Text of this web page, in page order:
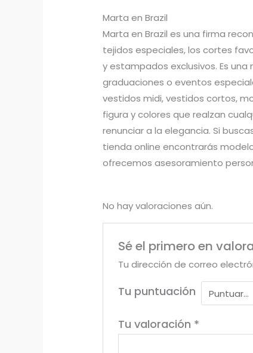
Marta en Brazil
Marta en Brazil es una firma
tejidos especiales, los cortes
y estampados exclusivos. Es
graduaciones o eventos
vestidos midi, vestidos cortos,
figura y colores que realzan
renunciar a la elegancia. Si
tienda online encontrarás
ofrecemos asesoramiento
No hay valoraciones aún.
Sé el primero en
Tu dirección de correo
Tu puntuación
Tu valoración *